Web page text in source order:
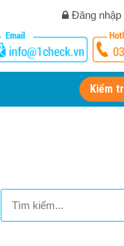
Đăng nhập
Kiểm